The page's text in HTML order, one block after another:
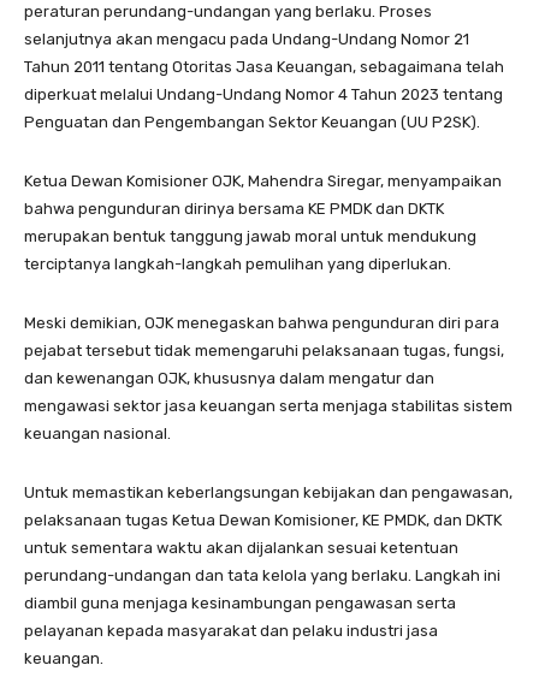
peraturan perundang-undangan yang berlaku. Proses
selanjutnya akan mengacu pada Undang-Undang Nomor 21
Tahun 2011 tentang Otoritas Jasa Keuangan, sebagaimana telah
diperkuat melalui Undang-Undang Nomor 4 Tahun 2023 tentang
Penguatan dan Pengembangan Sektor Keuangan (UU P2SK).
Ketua Dewan Komisioner OJK, Mahendra Siregar, menyampaikan
bahwa pengunduran dirinya bersama KE PMDK dan DKTK
merupakan bentuk tanggung jawab moral untuk mendukung
terciptanya langkah-langkah pemulihan yang diperlukan.
Meski demikian, OJK menegaskan bahwa pengunduran diri para
pejabat tersebut tidak memengaruhi pelaksanaan tugas, fungsi,
dan kewenangan OJK, khususnya dalam mengatur dan
mengawasi sektor jasa keuangan serta menjaga stabilitas sistem
keuangan nasional.
Untuk memastikan keberlangsungan kebijakan dan pengawasan,
pelaksanaan tugas Ketua Dewan Komisioner, KE PMDK, dan DKTK
untuk sementara waktu akan dijalankan sesuai ketentuan
perundang-undangan dan tata kelola yang berlaku. Langkah ini
diambil guna menjaga kesinambungan pengawasan serta
pelayanan kepada masyarakat dan pelaku industri jasa
keuangan.